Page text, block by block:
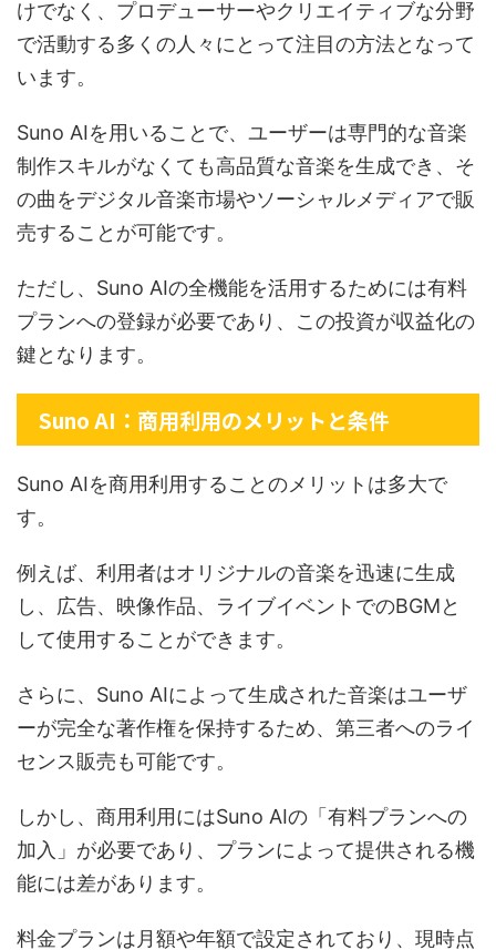
けでなく、プロデューサーやクリエイティブな分野
で活動する多くの人々にとって注目の方法となって
います。
Suno AIを用いることで、ユーザーは専門的な音楽
制作スキルがなくても高品質な音楽を生成でき、そ
の曲をデジタル音楽市場やソーシャルメディアで販
売することが可能です。
ただし、Suno AIの全機能を活用するためには有料
プランへの登録が必要であり、この投資が収益化の
鍵となります。
Suno AI：商用利用のメリットと条件
Suno AIを商用利用することのメリットは多大で
す。
例えば、利用者はオリジナルの音楽を迅速に生成
し、広告、映像作品、ライブイベントでのBGMと
して使用することができます。
さらに、Suno AIによって生成された音楽はユーザ
ーが完全な著作権を保持するため、第三者へのライ
センス販売も可能です。
しかし、商用利用にはSuno AIの「有料プランへの
加入」が必要であり、プランによって提供される機
能には差があります。
料金プランは月額や年額で設定されており、現時点